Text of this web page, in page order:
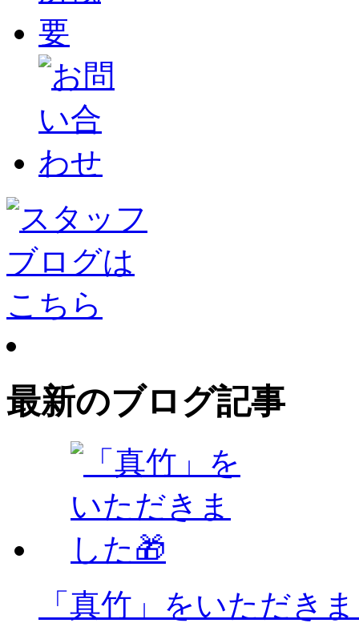
最新のブログ記事
「真竹」をいただき